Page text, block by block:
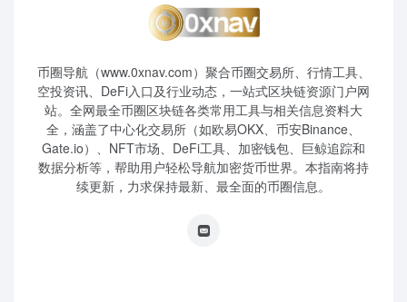
币圈导航（www.0xnav.com）聚合币圈交易所、行情工具、
空投资讯、DeFi入口及行业动态，一站式区块链资源门户网
站。全网最全币圈区块链各类常用工具与相关信息资料大
全，涵盖了中心化交易所（如欧易OKX、币安Binance、
Gate.io）、NFT市场、DeFi工具、加密钱包、巨鲸追踪和
数据分析等，帮助用户轻松导航加密货币世界。本指南将持
续更新，力求保持最新、最全面的币圈信息。